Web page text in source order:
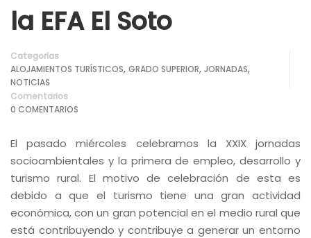
la EFA El Soto
Categorías
ALOJAMIENTOS TURÍSTICOS, GRADO SUPERIOR, JORNADAS,
NOTICIAS
Comentarios
0 COMENTARIOS
El pasado miércoles celebramos la XXIX jornadas
socioambientales y la primera de empleo, desarrollo y
turismo rural. El motivo de celebración de esta es
debido a que el turismo tiene una gran actividad
económica, con un gran potencial en el medio rural que
está contribuyendo y contribuye a generar un entorno